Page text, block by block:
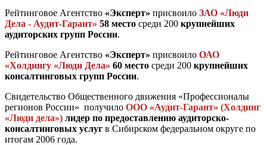
Рейтинговое Агентство «Эксперт» присвоило ЗАО «Люди
Дела - Аудит-Гарант» 58 место среди 200 крупнейших
аудиторских групп России.
Рейтинговое Агентство «Эксперт» присвоило ОАО
«Холдингу «Люди Дела» 60 место среди 200 крупнейших
консалтинговых групп России.
Свидетельство Общественного движения «Профессионалы
регионов России» получило ООО «Аудит-Гарант» (Холдинг
«Люди дела») лидер по предоставлению аудиторско-
консалтинговых услуг в Сибирском федеральном округе по
итогам 2006 года.